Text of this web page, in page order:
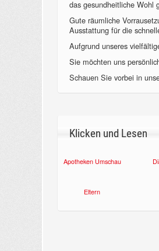
das gesundheitliche Wohl
Gute räumliche
Ausstattung für die
Aufgrund unseres
Sie möchten uns
Schauen Sie vorbei in
Klicken und Lesen
Apotheken Umschau
Eltern